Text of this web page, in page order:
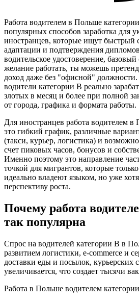
Работа водителем в Польше
популярных способов заработка для
иностранцев, которые ищут быстрый
адаптации и подтверждения
водительское удостоверение,
желание работать, ты можешь
доход даже без "офисной"
водители категории B реально
злотых в месяц и более при полной
от города, графика и формата работы.
Для иностранцев работа водителем
это гибкий график, различные
(такси, курьер, логистика) и
счет пиковых часов, бонусов и
Именно поэтому это направление
точкой для мигрантов, которые
идеально владеют языком, но уже
перспективу роста.
Почему работа
так популярна
Спрос на водителей категории B в
развитием логистики, e-commerce и
доставки еды и посылок, курьерских
увеличивается, что создает тысячи
Работа в Польше водителем